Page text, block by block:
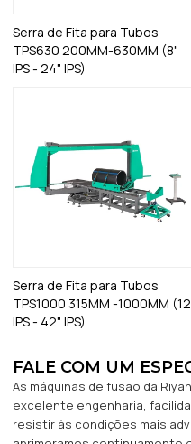
Serra de Fita para Tubos
TPS630 200MM-630MM (8"
IPS - 24" IPS)
Serra de Fita para Tubos
TPS1000 315MM -1000MM
IPS - 42" IPS)
FALE COM UM
As máquinas de fusão da
excelente engenharia,
resistir às condições mais